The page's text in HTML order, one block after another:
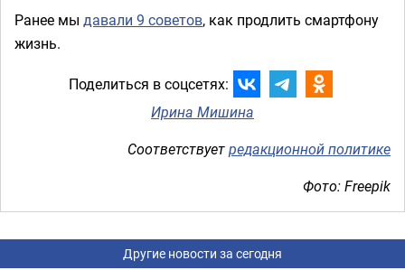
Ранее мы давали 9 советов, как продлить смартфону
жизнь.
Поделиться в соцсетях:
Ирина Мишина
Соответствуетредакционной политике
Фото: Freepik
Другие новости за сегодня